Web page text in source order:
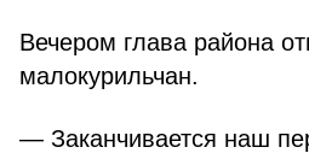
Вечером глава района
малокурильчан.
— Заканчивается наш